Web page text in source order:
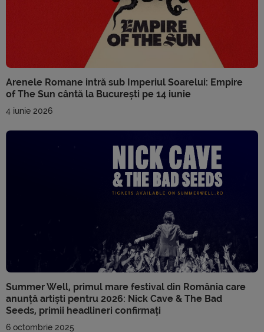
Arenele Romane intră sub Imperiul Soarelui: Empire
of The Sun cântă la București pe 14 iunie
4 iunie 2026
Summer Well, primul mare festival din România care
anunță artiști pentru 2026: Nick Cave & The Bad
Seeds, primii headlineri confirmați
6 octombrie 2025